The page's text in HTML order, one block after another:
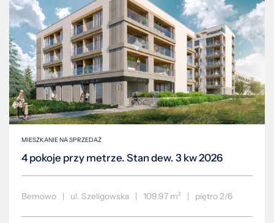
MIESZKANIE NA SPRZEDAŻ
4 pokoje przy metrze. Stan dew. 3 kw 2026
Bemowo ul. Szeligowska 109.97 m² piętro 2/6